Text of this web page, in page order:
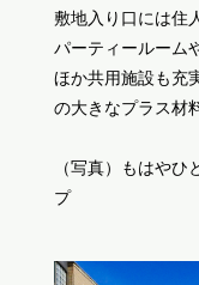
敷地入り口には住
パーティールーム
ほか共用施設も充
の大きなプラス材
（写真）もはや
プ